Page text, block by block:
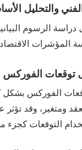
الفني والتحليل
الرسوم
توقعات
الفوركس بشكل
ومتغير، وقد
التوقعات كجزء